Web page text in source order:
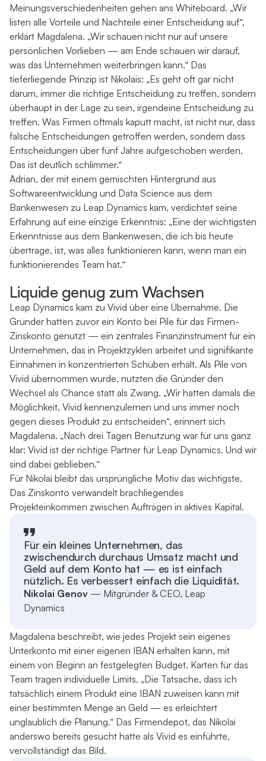
Meinungsverschiedenheiten gehen ans Whiteboard. „Wir
listen alle Vorteile und Nachteile einer Entscheidung auf“,
erklärt Magdalena. „Wir schauen nicht nur auf unsere
persönlichen Vorlieben — am Ende schauen wir darauf,
was das Unternehmen weiterbringen kann.“ Das
tieferliegende Prinzip ist Nikolais: „Es geht oft gar nicht
darum, immer die richtige Entscheidung zu treffen, sondern
überhaupt in der Lage zu sein, irgendeine Entscheidung zu
treffen. Was Firmen oftmals kaputt macht, ist nicht nur, dass
falsche Entscheidungen getroffen werden, sondern dass
Entscheidungen über fünf Jahre aufgeschoben werden.
Das ist deutlich schlimmer.“
Adrian, der mit einem gemischten Hintergrund aus
Softwareentwicklung und Data Science aus dem
Bankenwesen zu Leap Dynamics kam, verdichtet seine
Erfahrung auf eine einzige Erkenntnis: „Eine der wichtigsten
Erkenntnisse aus dem Bankenwesen, die ich bis heute
übertrage, ist, was alles funktionieren kann, wenn man ein
funktionierendes Team hat.“
Liquide genug zum Wachsen
Leap Dynamics kam zu Vivid über eine Übernahme. Die
Gründer hatten zuvor ein Konto bei Pile für das Firmen-
Zinskonto genutzt — ein zentrales Finanzinstrument für ein
Unternehmen, das in Projektzyklen arbeitet und signifikante
Einnahmen in konzentrierten Schüben erhält. Als Pile von
Vivid übernommen wurde, nutzten die Gründer den
Wechsel als Chance statt als Zwang. „Wir hatten damals die
Möglichkeit, Vivid kennenzulernen und uns immer noch
gegen dieses Produkt zu entscheiden“, erinnert sich
Magdalena. „Nach drei Tagen Benutzung war für uns ganz
klar: Vivid ist der richtige Partner für Leap Dynamics. Und wir
sind dabei geblieben.“
Für Nikolai bleibt das ursprüngliche Motiv das wichtigste.
Das Zinskonto verwandelt brachliegendes
Projekteinkommen zwischen Aufträgen in aktives Kapital.
Für ein kleines Unternehmen, das
zwischendurch durchaus Umsatz macht und
Geld auf dem Konto hat — es ist einfach
nützlich. Es verbessert einfach die Liquidität.
Nikolai Genov — Mitgründer & CEO, Leap
Dynamics
Magdalena beschreibt, wie jedes Projekt sein eigenes
Unterkonto mit einer eigenen IBAN erhalten kann, mit
einem von Beginn an festgelegten Budget. Karten für das
Team tragen individuelle Limits. „Die Tatsache, dass ich
tatsächlich einem Produkt eine IBAN zuweisen kann mit
einer bestimmten Menge an Geld — es erleichtert
unglaublich die Planung.“ Das Firmendepot, das Nikolai
anderswo bereits gesucht hatte als Vivid es einführte,
vervollständigt das Bild.